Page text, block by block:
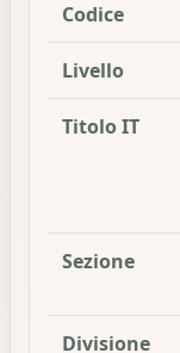
Codice
Livello
Titolo IT
Sezione
Divisione